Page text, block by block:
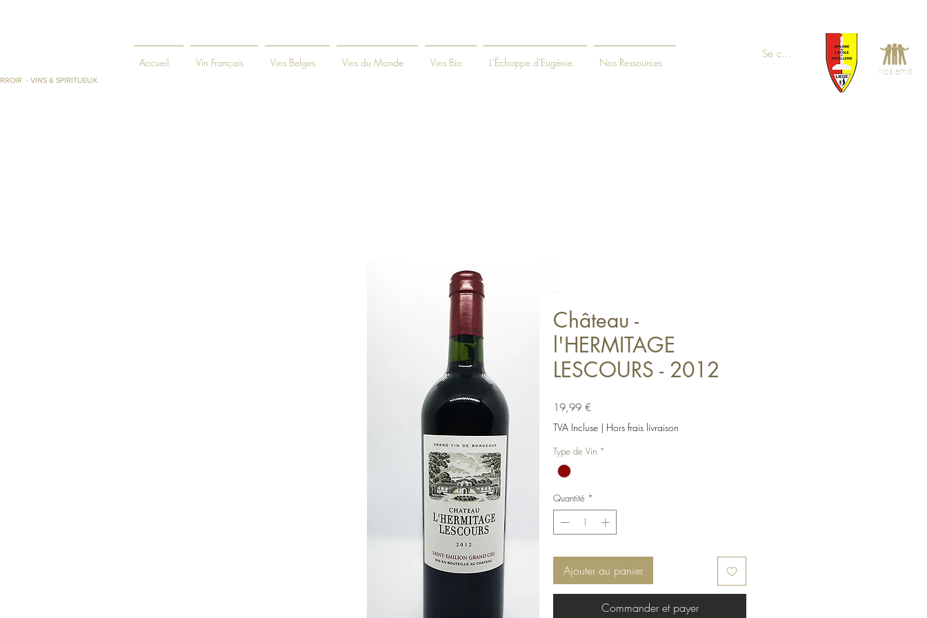
- VINS & SPIRITUEUX
Accueil Vin Français Vins Belges Vins du Monde Vins Bio L'Échoppe d'Eugènie Nos Ressources
Se connecter
Nos amis
Château -
l'HERMITAGE
LESCOURS - 2012
19,99 €Prix
TVA Incluse | Hors frais livraison
Type de Vin *
Quantité *
Ajouter au panier
Commander et payer